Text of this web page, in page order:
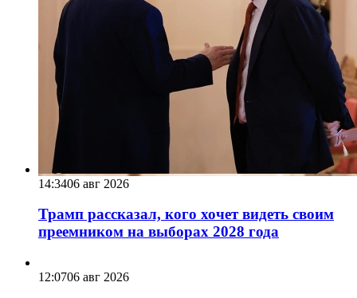
14:3406 авг 2026
Трамп рассказал, кого хочет видеть своим
преемником на выборах 2028 года
12:0706 авг 2026